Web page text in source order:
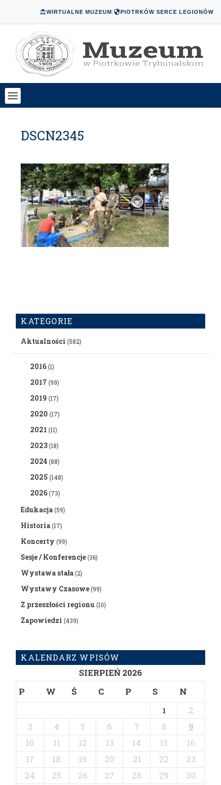
WIRTUALNE MUZEUM| PIOTRKÓW SERCE LEGIONÓW
DSCN2345
KATEGORIE
Aktualności (582)
2016(1)
2017 (99)
2019 (17)
2020 (17)
2021 (11)
2023(18)
2024 (88)
2025 (148)
2026(73)
Edukacja(59)
Historia(17)
Koncerty (99)
Sesje / Konferencje(36)
Wystawa stała(2)
Wystawy Czasowe(99)
Z przeszłości regionu(10)
Zapowiedzi (439)
KALENDARZ WPISÓW
SIERPIEŃ 2026
P
W Ś C P S N
1
2
3
4 5 6 7 8
9
10
11 12 13 14 15
16
17
18 19 20 21 22
23
24
25 26 27 28 29
30